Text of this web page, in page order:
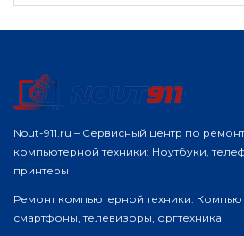
Nout-911.ru – Сервисный центр по
компьютерной техники: Ноутбуки,
принтеры
Ремонт компьютерной техники:
смартфоны, телевизоры, оргтехника